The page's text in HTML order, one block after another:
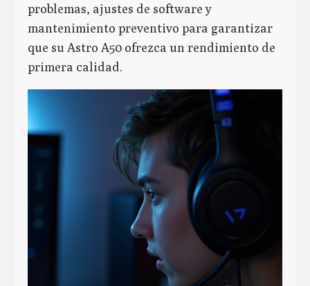
problemas, ajustes de software y
mantenimiento preventivo para garantizar
que su Astro A50 ofrezca un rendimiento de
primera calidad.